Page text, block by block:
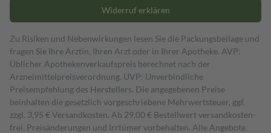
Widerruf erklären
Zu Risiken und Nebenwirkungen lesen Sie die Packungsbeilage und
fragen Sie Ihre Ärztin, Ihren Arzt oder in Ihrer Apotheke. AVP:
Üblicher Apothekenverkaufspreis berechnet nach der
Arzneimittelpreisverordnung. UVP: Unverbindliche
Preisempfehlung des Herstellers. Die angegebenen Preise
beinhalten die gesetzlich vorgeschriebene Mehrwertsteuer, ggf.
zzgl. 3,95 € Versandkosten. Ab 29,00 € Bestell­wert versand­kosten­
frei. Preisänderungen und Irrtümer vorbehalten. Alle Angebote